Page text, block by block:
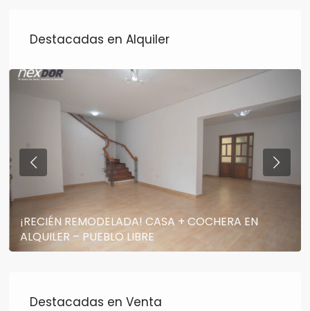
Destacadas en Alquiler
¡RECIÉN REMODELADA! CASA + COCHERA EN
ALQUILER – PUEBLO LIBRE
Destacadas en Venta